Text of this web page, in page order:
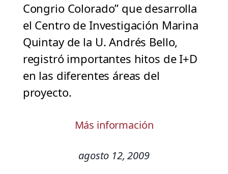
Congrio Colorado” que desarrolla
el Centro de Investigación Marina
Quintay de la U. Andrés Bello,
registró importantes hitos de I+D
en las diferentes áreas del
proyecto.
Más información
agosto 12, 2009